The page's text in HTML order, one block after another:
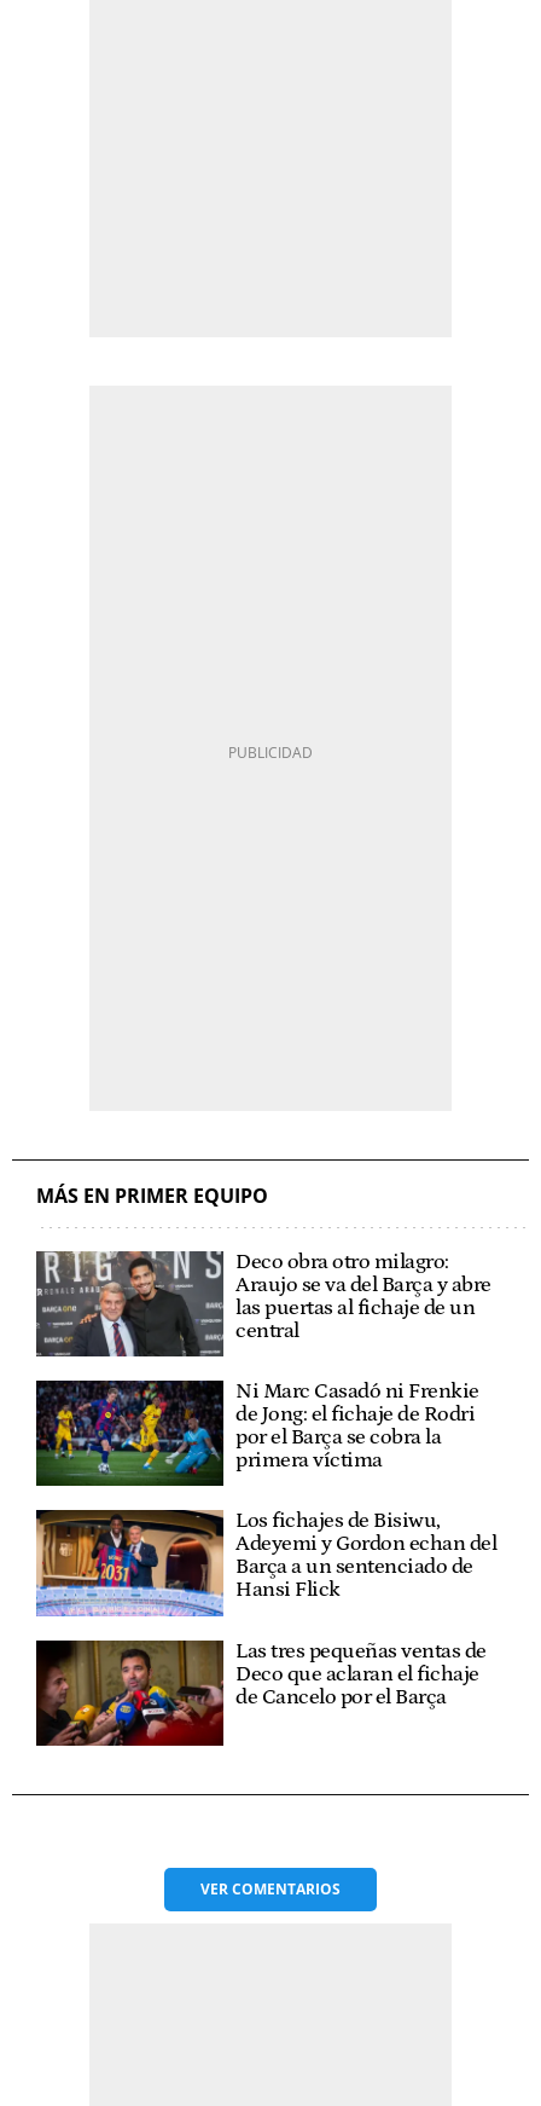
MÁS EN PRIMER EQUIPO
Deco obra otro milagro:
Araujo se va del Barça y abre
las puertas al fichaje de un
central
Ni Marc Casadó ni Frenkie
de Jong: el fichaje de Rodri
por el Barça se cobra la
primera víctima
Los fichajes de Bisiwu,
Adeyemi y Gordon echan del
Barça a un sentenciado de
Hansi Flick
Las tres pequeñas ventas de
Deco que aclaran el fichaje
de Cancelo por el Barça
VERCOMENTARIOS